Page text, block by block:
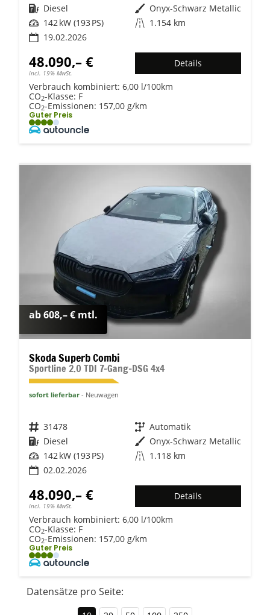
Kraftstoff Diesel Außenfarbe Onyx-Schwarz Metallic
Leistung 142 kW (193 PS) Kilometerstand 1.154 km
19.02.2026
48.090,– €
incl. 19% MwSt.
Details
Verbrauch kombiniert: 6,00 l/100km
CO2-Klasse: F
CO2-Emissionen: 157,00 g/km
Guter Preis
ab 608,– € mtl.
Skoda Superb Combi
Sportline 2.0 TDI 7-Gang-DSG 4x4
sofort lieferbar Neuwagen
Fahrzeugnr. 31478 Getriebe Automatik
Kraftstoff Diesel Außenfarbe Onyx-Schwarz Metallic
Leistung 142 kW (193 PS) Kilometerstand 1.118 km
02.02.2026
48.090,– €
incl. 19% MwSt.
Details
Verbrauch kombiniert: 6,00 l/100km
CO2-Klasse: F
CO2-Emissionen: 157,00 g/km
Guter Preis
Datensätze pro Seite: